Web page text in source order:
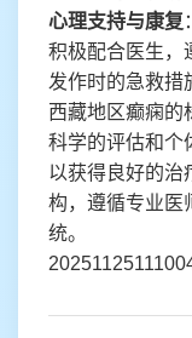
心理支持与康复
积极配合医生，
发作时的急救措
西藏地区癫痫的
科学的评估和个
以获得良好的治
构，遵循专业医
统。